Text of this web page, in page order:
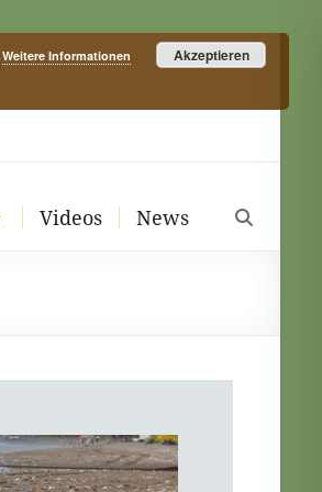
Videos News
Weitere Informationen Akzeptieren